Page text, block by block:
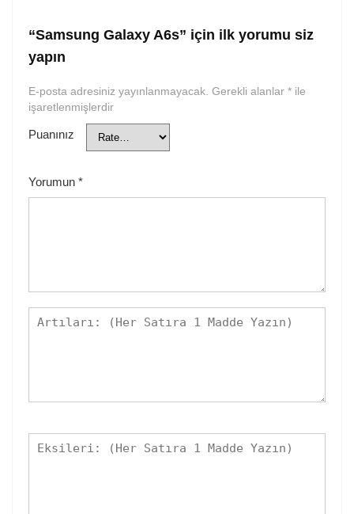
“Samsung Galaxy A6s” için ilk yorumu siz
yapın
E-posta adresiniz yayınlanmayacak. Gerekli alanlar * ile
işaretlenmişlerdir
Puanınız
Yorumun *